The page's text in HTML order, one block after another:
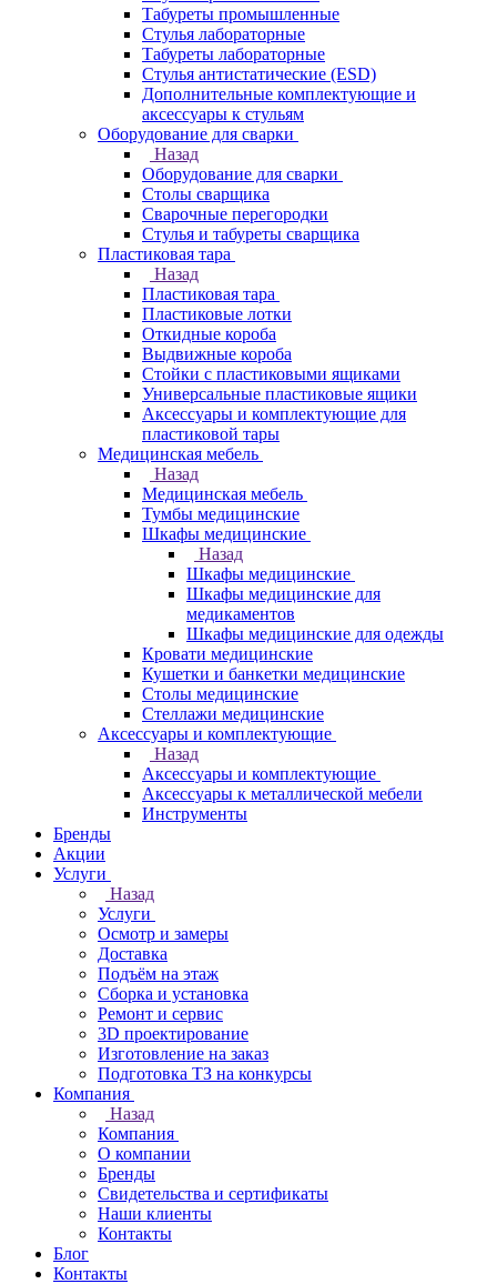
Табуреты промышленные
Стулья лабораторные
Табуреты лабораторные
Стулья антистатические (ESD)
Дополнительные комплектующие и
аксессуары к стульям
Оборудование для сварки
Назад
Оборудование для сварки
Столы сварщика
Сварочные перегородки
Стулья и табуреты сварщика
Пластиковая тара
Назад
Пластиковая тара
Пластиковые лотки
Откидные короба
Выдвижные короба
Стойки с пластиковыми ящиками
Универсальные пластиковые ящики
Аксессуары и комплектующие для
пластиковой тары
Медицинская мебель
Назад
Медицинская мебель
Тумбы медицинские
Шкафы медицинские
Назад
Шкафы медицинские
Шкафы медицинские для
медикаментов
Шкафы медицинские для одежды
Кровати медицинские
Кушетки и банкетки медицинские
Столы медицинские
Стеллажи медицинские
Аксессуары и комплектующие
Назад
Аксессуары и комплектующие
Аксессуары к металлической мебели
Инструменты
Бренды
Акции
Услуги
Назад
Услуги
Осмотр и замеры
Доставка
Подъём на этаж
Сборка и установка
Ремонт и сервис
3D проектирование
Изготовление на заказ
Подготовка ТЗ на конкурсы
Компания
Назад
Компания
О компании
Бренды
Свидетельства и сертификаты
Наши клиенты
Контакты
Блог
Контакты